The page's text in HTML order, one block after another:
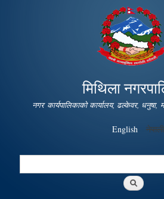
Skip to
main
content
मिथिला
नगर कार्यपालिकाको कार्यालय, ढल्केवर,
English नेपाली
Search